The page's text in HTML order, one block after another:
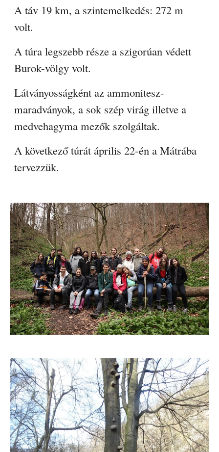
A táv 19 km, a szintemelkedés: 272 m
volt.
A túra legszebb része a szigorúan védett
Burok-völgy volt.
Látványosságként az ammonitesz-
maradványok, a sok szép virág illetve a
medvehagyma mezők szolgáltak.
A következő túrát április 22-én a Mátrába
tervezzük.